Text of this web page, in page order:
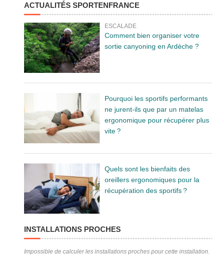
ACTUALITÉS SPORTENFRANCE
ESCALADE
Comment bien organiser votre
sortie canyoning en Ardèche ?
Pourquoi les sportifs performants
ne jurent-ils que par un matelas
ergonomique pour récupérer plus
vite ?
Quels sont les bienfaits des
oreillers ergonomiques pour la
récupération des sportifs ?
INSTALLATIONS PROCHES
Impossible de calculer les installations proches pour cette installation.